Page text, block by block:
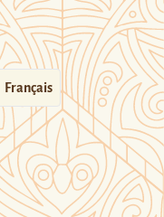
Français